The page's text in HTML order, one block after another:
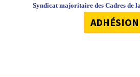
Syndicat majoritaire des Cadres de
ADHÉSION